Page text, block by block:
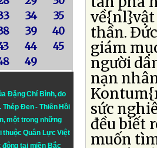
34
35
39
40
44
45
49
Đặng Chí Bình, do
Thép Đen- Thiên Hồi
một trong những
thuộc Quân Lực Việt
động tại miền Bắc
về{nl}vật
thần.
giám
người
nạn
sức
đều biết
muốn